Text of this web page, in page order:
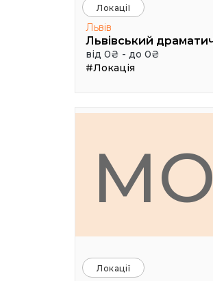
Локації
Львів
від 0₴ - до 0₴
#Локація
МО
Локації